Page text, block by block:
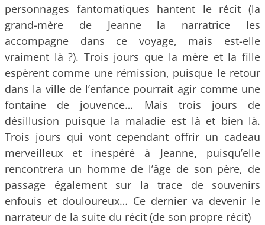
personnages fantomatiques hantent le récit (la
grand-mère de Jeanne la narratrice les
accompagne dans ce voyage, mais est-elle
vraiment là ?). Trois jours que la mère et la fille
espèrent comme une rémission, puisque le retour
dans la ville de l’enfance pourrait agir comme une
fontaine de jouvence… Mais trois jours de
désillusion puisque la maladie est là et bien là.
Trois jours qui vont cependant offrir un cadeau
merveilleux et inespéré à Jeanne, puisqu’elle
rencontrera un homme de l’âge de son père, de
passage également sur la trace de souvenirs
enfouis et douloureux… Ce dernier va devenir le
narrateur de la suite du récit (de son propre récit)